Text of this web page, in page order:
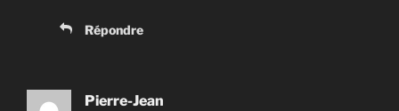
Répondre
Pierre-Jean